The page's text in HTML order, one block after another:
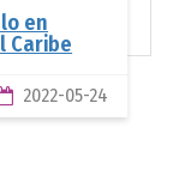
en
Caribe
2022-05-24